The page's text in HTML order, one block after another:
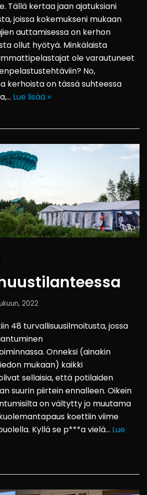
Tällä kertaa jaan ajatuksiani
joissa kokemukseni mukaan
auttamisessa on kerhon
ollut hyötyä. Minkälaista
ole varautuneet
No,
kerhoista on tässä suhteessa
Lue lisää »
2022
48 turvallisuusilmoitusta, jossa
Onneksi (ainakin
mukaan) kaikki
sellaisia, että potilaiden
suurin piirtein ennalleen. Oikein
on vältytty jo muutama
koettiin viime
Kyllä se p***a vielä… Lue